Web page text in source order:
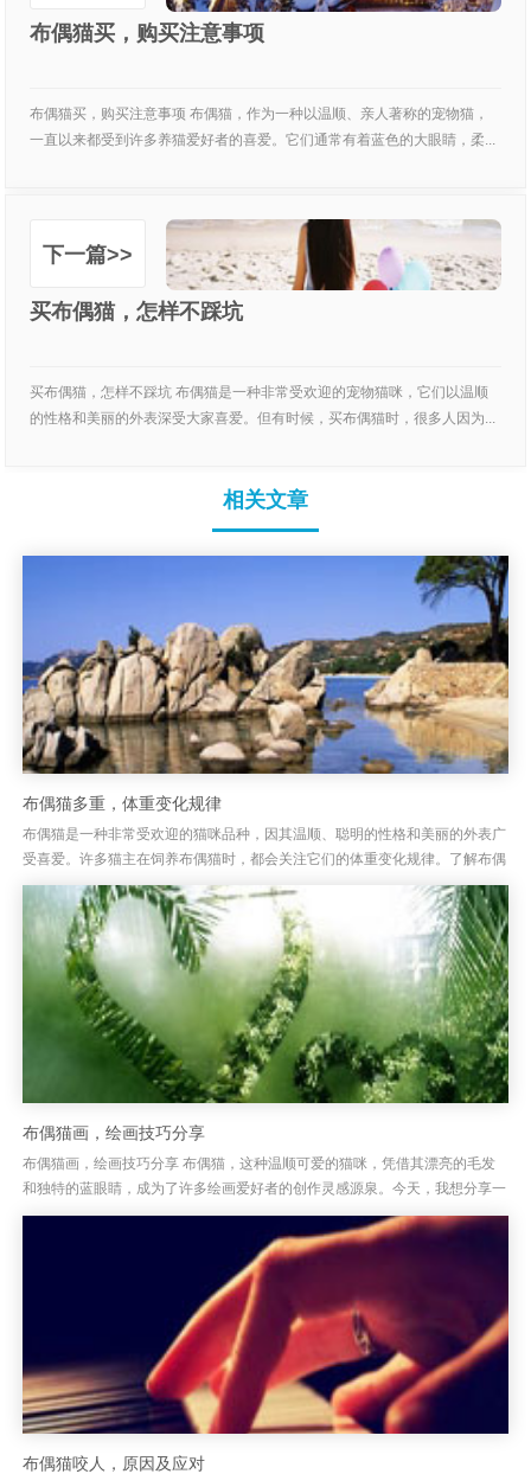
布偶猫买，购买注意事项
布偶猫买，购买注意事项 布偶猫，作为一种以温顺、亲人著称的宠物猫，
一直以来都受到许多养猫爱好者的喜爱。它们通常有着蓝色的大眼睛，柔...
下一篇>>
买布偶猫，怎样不踩坑
买布偶猫，怎样不踩坑 布偶猫是一种非常受欢迎的宠物猫咪，它们以温顺
的性格和美丽的外表深受大家喜爱。但有时候，买布偶猫时，很多人因为...
相关文章
布偶猫多重，体重变化规律
布偶猫是一种非常受欢迎的猫咪品种，因其温顺、聪明的性格和美丽的外表广
受喜爱。许多猫主在饲养布偶猫时，都会关注它们的体重变化规律。了解布偶
猫的体重发展规律，不仅有助于评估其健康状况，还能帮助主人做好日常...
布偶猫画，绘画技巧分享
布偶猫画，绘画技巧分享 布偶猫，这种温顺可爱的猫咪，凭借其漂亮的毛发
和独特的蓝眼睛，成为了许多绘画爱好者的创作灵感源泉。今天，我想分享一
些绘制布偶猫的技巧，帮助大家能够更加生动、真实地呈现出这只猫咪的...
布偶猫咬人，原因及应对